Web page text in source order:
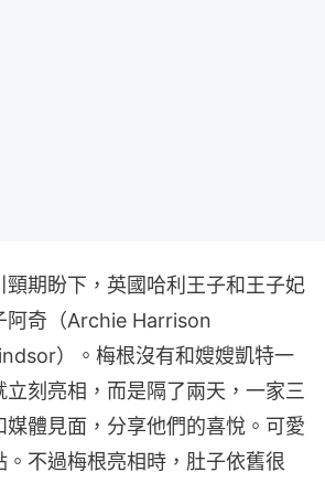
頸期盼下，英國哈利王子和王子妃
阿奇（Archie Harrison
）。梅根沒有和嫂嫂凱特一
刻亮相，而是隔了兩天，一家三
媒體見面，分享他們的喜悅。可愛
。不過梅根亮相時，肚子依舊很